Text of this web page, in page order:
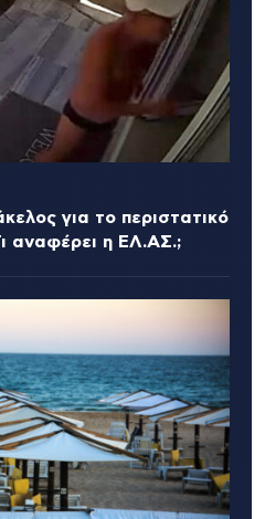
για το περιστατικό
αναφέρει η ΕΛ.ΑΣ.;